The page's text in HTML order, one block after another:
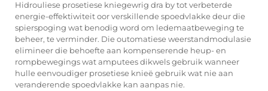
Hidrouliese prosetiese kniegewrig dra by tot verbeterde
energie-effektiwiteit oor verskillende spoedvlakke deur die
spierspoging wat benodig word om ledemaatbeweging te
beheer, te verminder. Die outomatiese weerstandmodulasie
elimineer die behoefte aan kompenserende heup- en
rompbewegings wat amputees dikwels gebruik wanneer
hulle eenvoudiger prosetiese knieë gebruik wat nie aan
veranderende spoedvlakke kan aanpas nie.